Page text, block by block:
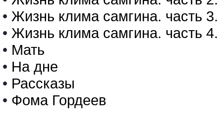
• Жизнь клима самгина. часть 3.
• Жизнь клима самгина. часть 4.
• Мать
• На дне
• Рассказы
• Фома Гордеев